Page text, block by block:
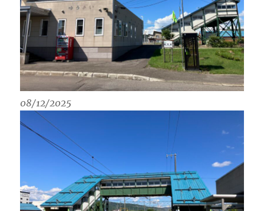
08/12/2025